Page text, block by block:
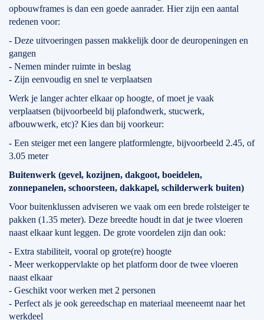
opbouwframes is dan een goede aanrader. Hier zijn een aantal
redenen voor:
- Deze uitvoeringen passen makkelijk door de deuropeningen en
gangen
- Nemen minder ruimte in beslag
- Zijn eenvoudig en snel te verplaatsen
Werk je langer achter elkaar op hoogte, of moet je vaak
verplaatsen (bijvoorbeeld bij plafondwerk, stucwerk,
afbouwwerk, etc)? Kies dan bij voorkeur:
- Een steiger met een langere platformlengte, bijvoorbeeld 2.45, of
3.05 meter
Buitenwerk (gevel, kozijnen, dakgoot, boeidelen,
zonnepanelen, schoorsteen, dakkapel, schilderwerk buiten)
Voor buitenklussen adviseren we vaak om een brede rolsteiger te
pakken (1.35 meter). Deze breedte houdt in dat je twee vloeren
naast elkaar kunt leggen. De grote voordelen zijn dan ook:
- Extra stabiliteit, vooral op grote(re) hoogte
- Meer werkoppervlakte op het platform door de twee vloeren
naast elkaar
- Geschikt voor werken met 2 personen
- Perfect als je ook gereedschap en materiaal meeneemt naar het
werkdeel